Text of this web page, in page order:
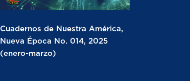
Cuadernos de Nuestra América,
Nueva Época No. 014, 2025
(enero-marzo)